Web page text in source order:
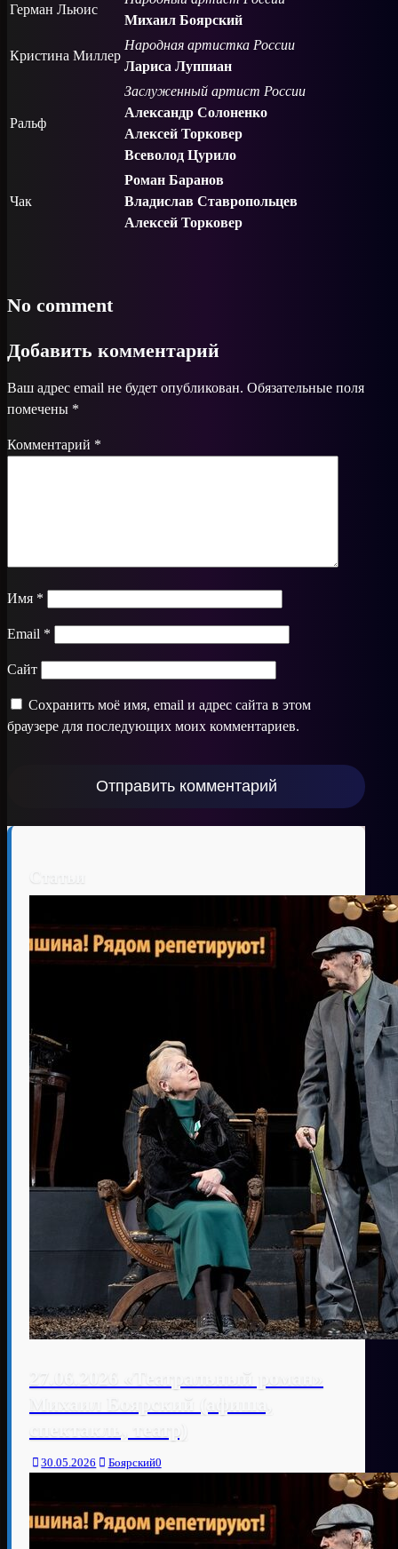
Герман Льюис
Михаил Боярский
Кристина Миллер
Народная артистка России
Лариса Луппиан
Ральф
Заслуженный артист России
Александр Солоненко
Алексей Торковер
Всеволод Цурило
Чак
Роман Баранов
Владислав Ставропольцев
Алексей Торковер
No comment
Добавить комментарий
Ваш адрес email не будет опубликован. Обязательные поля
помечены *
Комментарий *
Имя *
Email *
Сайт
Сохранить моё имя, email и адрес сайта в этом
браузере для последующих моих комментариев.
27.06.2026 «Театральный роман»
Михаил Боярский (афиша,
спектакль, театр)
30.05.2026 Боярский0